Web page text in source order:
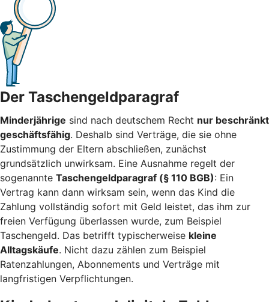
Der Taschengeldparagraf
Minderjährige sind nach deutschem Recht nur beschränkt
geschäftsfähig. Deshalb sind Verträge, die sie ohne
Zustimmung der Eltern abschließen, zunächst
grundsätzlich unwirksam. Eine Ausnahme regelt der
sogenannte Taschengeldparagraf (§ 110 BGB): Ein
Vertrag kann dann wirksam sein, wenn das Kind die
Zahlung vollständig sofort mit Geld leistet, das ihm zur
freien Verfügung überlassen wurde, zum Beispiel
Taschengeld. Das betrifft typischerweise kleine
Alltagskäufe. Nicht dazu zählen zum Beispiel
Ratenzahlungen, Abonnements und Verträge mit
langfristigen Verpflichtungen.